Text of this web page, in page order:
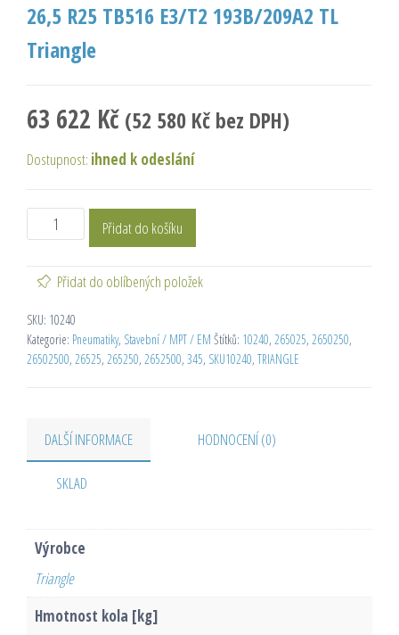
26,5 R25 TB516 E3/T2 193B/209A2 TL
Triangle
63 622 Kč (52 580 Kč bez DPH)
Dostupnost: ihned k odeslání
Přidat do košíku
Přidat do oblíbených položek
SKU: 10240
Kategorie: Pneumatiky, Stavební / MPT / EM Štítků: 10240, 265025, 2650250,
26502500, 26525, 265250, 2652500, 345, SKU10240, TRIANGLE
DALŠÍ INFORMACE HODNOCENÍ (0)
SKLAD
Výrobce
Triangle
Hmotnost kola [kg]